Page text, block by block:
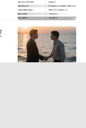
，本质是对营养
级，在行业内率